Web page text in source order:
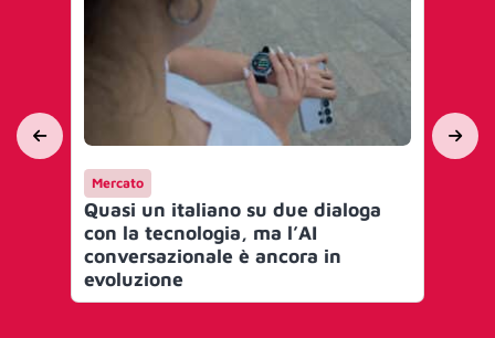
Mercato
Quasi un italiano su due dialoga
con la tecnologia, ma l’AI
conversazionale è ancora in
evoluzione